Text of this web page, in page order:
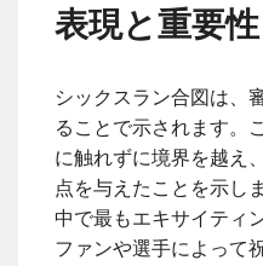
表現と重要性
シックスラン合図は、
ることで示されます。
に触れずに境界を越え
点を与えたことを示し
中で最もエキサイティ
ファンや選手によって